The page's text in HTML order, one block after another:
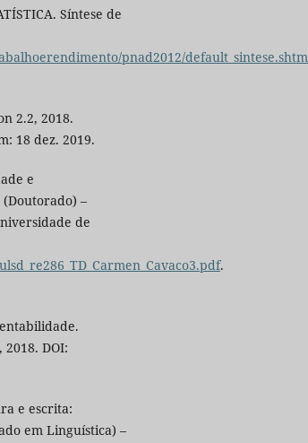
Síntese de
pnad2012/default_sintese.shtm
2.2, 2018.
18 dez. 2019.
e
–
de
.
2018. DOI:
e escrita:
em Linguística) –